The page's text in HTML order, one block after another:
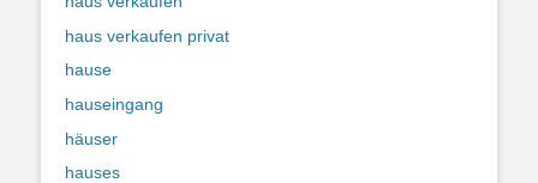
haus verkaufen privat
hause
hauseingang
häuser
hauses